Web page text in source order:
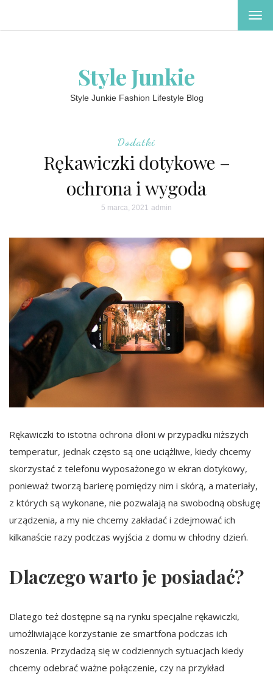
Style Junkie
Style Junkie Fashion Lifestyle Blog
Dodatki
Rękawiczki dotykowe –
ochrona i wygoda
5 marca, 2021 admin
Rękawiczki to istotna ochrona dłoni w przypadku niższych
temperatur, jednak często są one uciążliwe, kiedy chcemy
skorzystać z telefonu wyposażonego w ekran dotykowy,
ponieważ tworzą barierę pomiędzy nim i skórą, a materiały,
z których są wykonane, nie pozwalają na swobodną obsługę
urządzenia, a my nie chcemy zakładać i zdejmować ich
kilkanaście razy podczas wyjścia z domu w chłodny dzień.
Dlaczego warto je posiadać?
Dlatego też dostępne są na rynku specjalne rękawiczki,
umożliwiające korzystanie ze smartfona podczas ich
noszenia. Przydadzą się w codziennych sytuacjach kiedy
chcemy odebrać ważne połączenie, czy na przykład